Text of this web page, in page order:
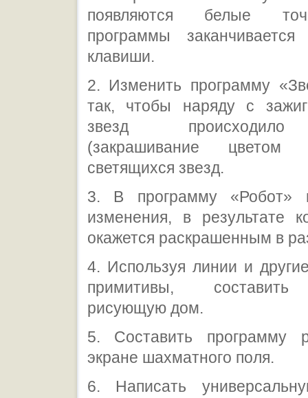
появляются белые
программы
клавиши.
2. Изменить программу
так, чтобы наряду с
звезд происходило
(закрашивание
светящихся звезд.
3. В программу «Робот»
изменения, в результате
окажется раскрашенным в
4. Используя линии и
примитивы, составить
рисующую дом.
5. Составить программу
экране шахматного поля.
6. Написать